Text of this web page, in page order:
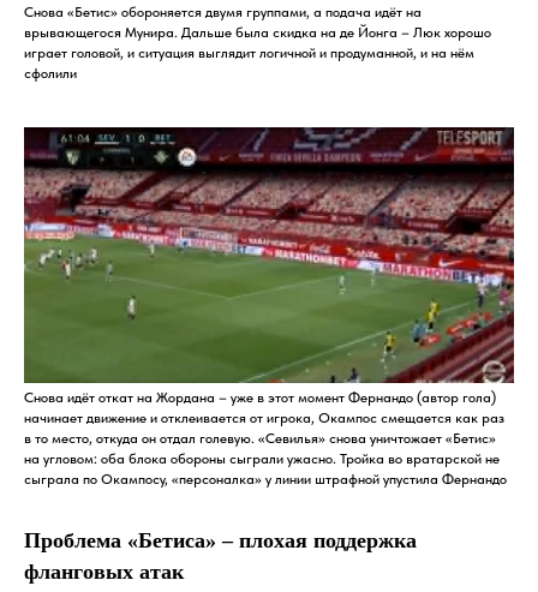
Снова «Бетис» обороняется двумя группами, а подача идёт на
врывающегося Мунира. Дальше была скидка на де Йонга – Люк хорошо
играет головой, и ситуация выглядит логичной и продуманной, и на нём
сфолили
Снова идёт откат на Жордана – уже в этот момент Фернандо (автор гола)
начинает движение и отклеивается от игрока, Окампос смещается как раз
в то место, откуда он отдал голевую. «Севилья» снова уничтожает «Бетис»
на угловом: оба блока обороны сыграли ужасно. Тройка во вратарской не
сыграла по Окампосу, «персоналка» у линии штрафной упустила Фернандо
Проблема «Бетиса» – плохая поддержка
фланговых атак